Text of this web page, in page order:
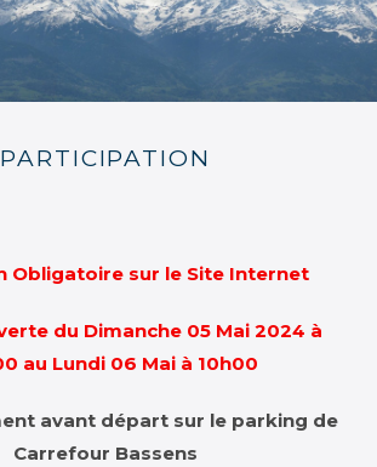
PARTICIPATION
Obligatoire sur le Site Internet
du Dimanche 05 Mai 2024 à
au Lundi 06 Mai à 10h00
avant départ sur le parking de
Carrefour Bassens